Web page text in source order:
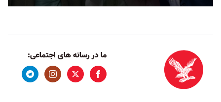
ما در رسانه های اجتماعی: